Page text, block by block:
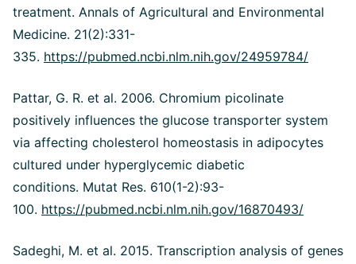
treatment. Annals of Agricultural and Environmental
Medicine. 21(2):331-
335. https://pubmed.ncbi.nlm.nih.gov/24959784/
Pattar, G. R. et al. 2006. Chromium picolinate
positively influences the glucose transporter system
via affecting cholesterol homeostasis in adipocytes
cultured under hyperglycemic diabetic
conditions. Mutat Res. 610(1-2):93-
100. https://pubmed.ncbi.nlm.nih.gov/16870493/
Sadeghi, M. et al. 2015. Transcription analysis of genes